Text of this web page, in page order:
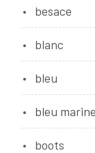
besace
blanc
bleu
bleu marine
boots